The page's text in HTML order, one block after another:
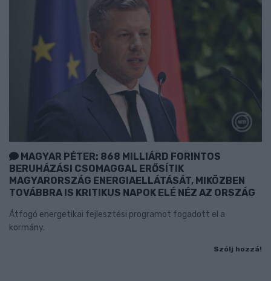
MAGYAR PÉTER: 868 MILLIÁRD FORINTOS
BERUHÁZÁSI CSOMAGGAL ERŐSÍTIK
MAGYARORSZÁG ENERGIAELLÁTÁSÁT, MIKÖZBEN
TOVÁBBRA IS KRITIKUS NAPOK ELÉ NÉZ AZ ORSZÁG
Átfogó energetikai fejlesztési programot fogadott el a
kormány.
Szólj hozzá!